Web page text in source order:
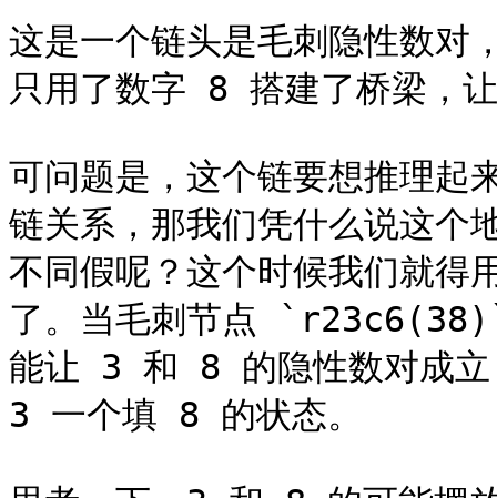
这是一个链头是毛刺隐性数对
只用了数字 8 搭建了桥梁，
可问题是，这个链要想推理起
链关系，那我们凭什么说
不同假呢？这个时候我们就得
了。当毛刺节点
能让 3 和 8 的隐性数对成立
3 一个填 8 的状态。